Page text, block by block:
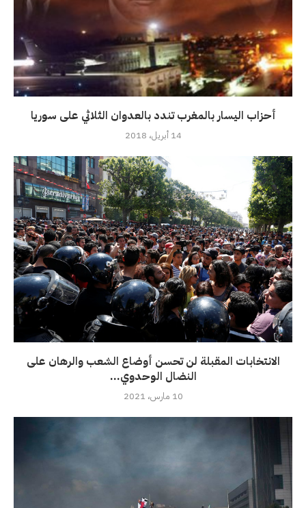
أحزاب اليسار بالمغرب تندد بالعدوان الثلاثي على سوريا
14 أبريل، 2018
الانتخابات المقبلة لن تحسن أوضاع الشعب والرهان على
النضال الوحدوي...
10 مارس، 2021